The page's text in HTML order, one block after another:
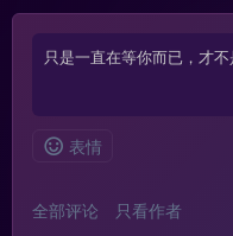
表情
全部评论 只看作者